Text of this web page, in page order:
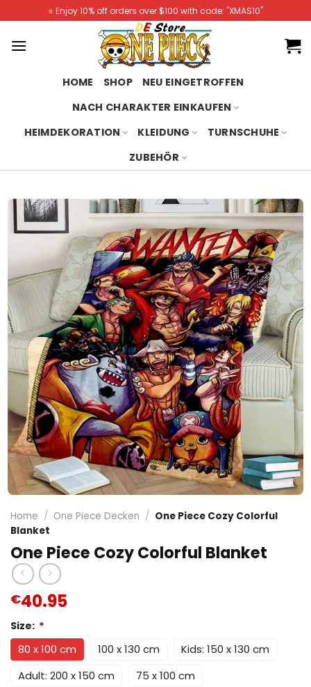
to
content
⭐️ Enjoy 10% off orders over $100 with code: "XMAS10"
HOME SHOP
NEU EINGETROFFEN
NACH CHARAKTER EINKAUFEN
HEIMDEKORATION
KLEIDUNG
TURNSCHUHE
ZUBEHÖR
Home / One Piece Decken / One Piece Cozy Colorful
Blanket
One Piece Cozy Colorful Blanket
€40.95
Size: *
80 x 100 cm 100 x 130 cm
Kids: 150 x 130 cm
Adult: 200 x 150 cm
75 x 100 cm